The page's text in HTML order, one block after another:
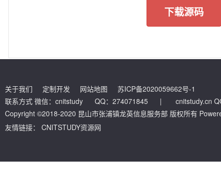
下载源码
关于我们 定制开发 网站地图
苏ICP备2020059662号-1
联系方式 微信：cnitstudy QQ：274071845
|
cnitstudy.cn
Copyright ©2018-2020 昆山市张浦镇龙英信息服务部 版权所有
友情链接：
CNITSTUDY资源网